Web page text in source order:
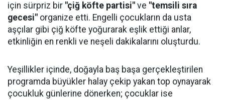
için sürpriz bir "çiğ köfte partisi" ve "temsili sıra
gecesi" organize etti. Engelli çocukların da usta
aşçılar gibi çiğ köfte yoğurarak eşlik ettiği anlar,
etkinliğin en renkli ve neşeli dakikalarını oluşturdu.
Yeşillikler içinde, doğayla baş başa gerçekleştirilen
programda büyükler halay çekip yakan top oynayarak
çocukluk günlerine dönerken; çocuklar ise